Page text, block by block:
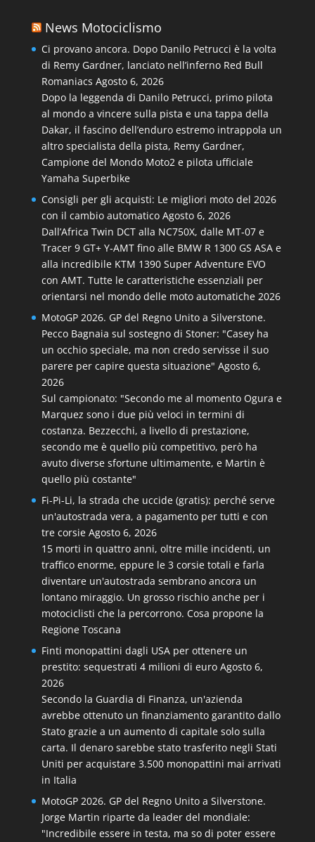
News Motociclismo
Ci provano ancora. Dopo Danilo Petrucci è la volta
di Remy Gardner, lanciato nell’inferno Red Bull
Romaniacs Agosto 6, 2026
Dopo la leggenda di Danilo Petrucci, primo pilota
al mondo a vincere sulla pista e una tappa della
Dakar, il fascino dell’enduro estremo intrappola un
altro specialista della pista, Remy Gardner,
Campione del Mondo Moto2 e pilota ufficiale
Yamaha Superbike
Consigli per gli acquisti: Le migliori moto del 2026
con il cambio automatico Agosto 6, 2026
Dall’Africa Twin DCT alla NC750X, dalle MT‑07 e
Tracer 9 GT+ Y‑AMT fino alle BMW R 1300 GS ASA e
alla incredibile KTM 1390 Super Adventure EVO
con AMT. Tutte le caratteristiche essenziali per
orientarsi nel mondo delle moto automatiche 2026
MotoGP 2026. GP del Regno Unito a Silverstone.
Pecco Bagnaia sul sostegno di Stoner: "Casey ha
un occhio speciale, ma non credo servisse il suo
parere per capire questa situazione" Agosto 6,
2026
Sul campionato: "Secondo me al momento Ogura e
Marquez sono i due più veloci in termini di
costanza. Bezzecchi, a livello di prestazione,
secondo me è quello più competitivo, però ha
avuto diverse sfortune ultimamente, e Martin è
quello più costante"
Fi-Pi-Li, la strada che uccide (gratis): perché serve
un'autostrada vera, a pagamento per tutti e con
tre corsie Agosto 6, 2026
15 morti in quattro anni, oltre mille incidenti, un
traffico enorme, eppure le 3 corsie totali e farla
diventare un'autostrada sembrano ancora un
lontano miraggio. Un grosso rischio anche per i
motociclisti che la percorrono. Cosa propone la
Regione Toscana
Finti monopattini dagli USA per ottenere un
prestito: sequestrati 4 milioni di euro Agosto 6,
2026
Secondo la Guardia di Finanza, un'azienda
avrebbe ottenuto un finanziamento garantito dallo
Stato grazie a un aumento di capitale solo sulla
carta. Il denaro sarebbe stato trasferito negli Stati
Uniti per acquistare 3.500 monopattini mai arrivati
in Italia
MotoGP 2026. GP del Regno Unito a Silverstone.
Jorge Martin riparte da leader del mondiale:
"Incredibile essere in testa, ma so di poter essere